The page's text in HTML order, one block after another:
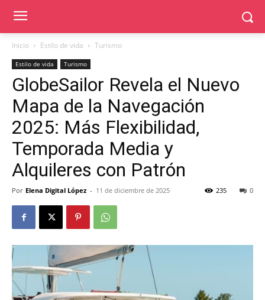
Inicio Estilo de vida Turismo
Estilo de vida Turismo
GlobeSailor Revela el Nuevo
Mapa de la Navegación
2025: Más Flexibilidad,
Temporada Media y
Alquileres con Patrón
Por Elena Digital López - 11 de diciembre de 2025 0
235